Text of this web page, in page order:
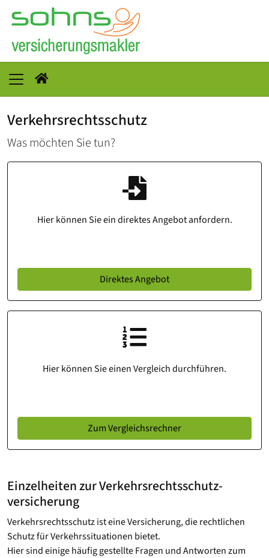
Verkehrsrechtsschutz
Was möchten Sie tun?
Hier können Sie ein direktes Angebot anfordern.
Direktes Angebot
Hier können Sie einen Vergleich durchführen.
Zum Vergleichsrechner
Einzelheiten zur Verkehrsrechtsschutz­
versicherung
Verkehrsrechtsschutz ist eine Versicherung, die rechtlichen
Schutz für Verkehrssituationen bietet.
Hier sind einige häufig gestellte Fragen und Antworten zum